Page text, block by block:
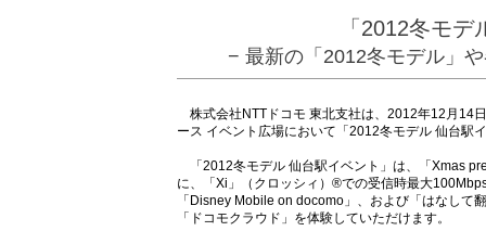
「2012冬モ
− 最新の「2012冬モデル」
株式会社NTTドコモ 東北支社は、2012年12月14
ース イベント広場において「2012冬モデル 仙台駅
「2012冬モデル 仙台駅イベント」は、「Xmas
に、「Xi」（クロッシィ）®での受信時最大
「Disney Mobile on docomo」、および「はなし
「ドコモクラウド」を体験していただけます。